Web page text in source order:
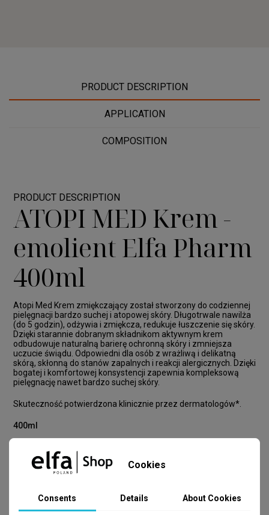
PRODUCT DESCRIPTION
APPLICATION
COMPOSITION
PRODUCT DESCRIPTION
ATOPI MED Krem -
emolient Elfa Pharm
400ml
Atopi Med Krem zmiękczający został stworzony do codziennej
pielęgnacji bardzo suchej i atopowej skóry. Długotrwale nawilża
(do 5 godzin), odżywia i zmiękcza, redukuje łuszczenie się skóry.
Dzięki starannie dobranym składnikom aktywnym krem
odbudowuje naturalną barierę ochronną skóry i zmniejsza
uczucie świądu. Odpowiedni dla osób z wrażliwą i delikatną
skórą, skłonną do stanów zapalnych i reakcji alergicznych. Dzięki
bogatej i komfortowej konsystencji zapewnia kompleksową
pielęgnację nawet bardzo suchej skóry.
Skuteczność potwierdzona klinicznie przez dermatologów*.
400ml
Cookies
Consents Details About Cookies